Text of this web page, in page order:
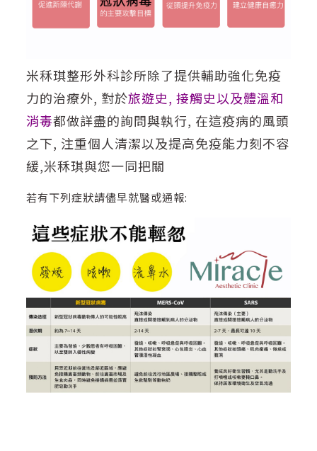
米秝琪整形外科診所除了提供輔助強化免疫
力的治療外, 對於旅遊史, 接觸史以及體溫和
消毒都做詳盡的詢問與執行, 在這疫病的風頭
之下, 注重個人清潔以及提高免疫能力刻不容
緩,米秝琪與您一同把關
若有下列症狀請儘早就醫或通報: